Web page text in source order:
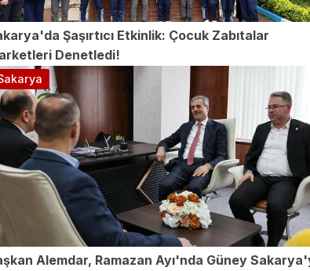
Şaşırtıcı Etkinlik: Çocuk Zabıtalar
Denetledi!
Alemdar, Ramazan Ayı'nda Güney